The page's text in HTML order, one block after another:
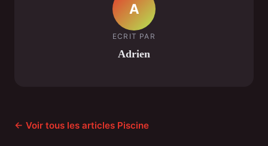
A
ECRIT PAR
Adrien
← Voir tous les articles Piscine